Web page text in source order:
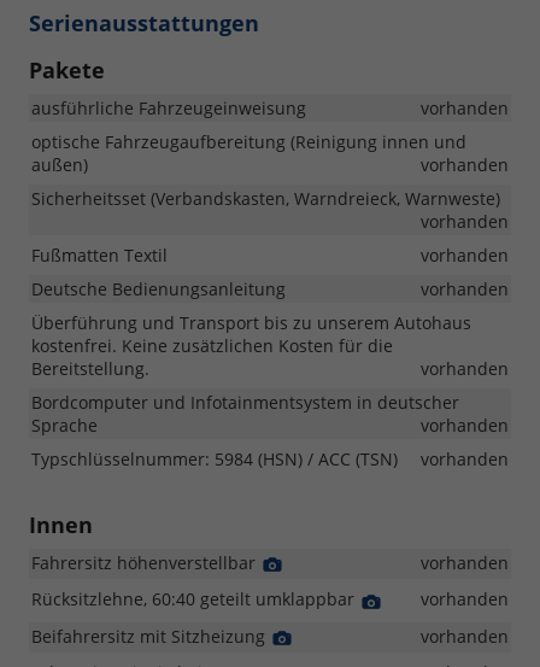
Serienausstattungen
Pakete
ausführliche Fahrzeugeinweisung
vorhanden
optische Fahrzeugaufbereitung (Reinigung innen und
außen)
vorhanden
Sicherheitsset (Verbandskasten, Warndreieck, Warnweste)
vorhanden
Fußmatten Textil
vorhanden
Deutsche Bedienungsanleitung
vorhanden
Überführung und Transport bis zu unserem Autohaus
kostenfrei. Keine zusätzlichen Kosten für die
Bereitstellung.
vorhanden
Bordcomputer und Infotainmentsystem in deutscher
Sprache
vorhanden
Typschlüsselnummer: 5984 (HSN) / ACC (TSN)
vorhanden
Innen
Fahrersitz höhenverstellbar
vorhanden
Rücksitzlehne, 60:40 geteilt umklappbar
Detailvorhanden
Beifahrersitz mit Sitzheizung
vorhanden